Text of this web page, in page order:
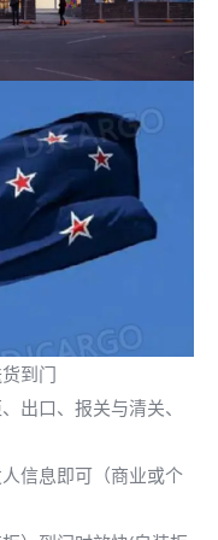
到门
出口、报关与清关、
信息即可（商业或个